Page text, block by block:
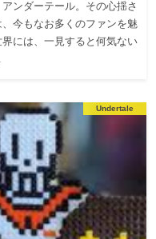
ンダーテール。その心揺さ
今もなお多くのファンを魅
には、一見すると何気ない
Undertale